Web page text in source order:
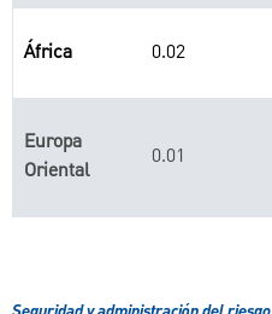
África 0.02
Europa
Oriental
0.01